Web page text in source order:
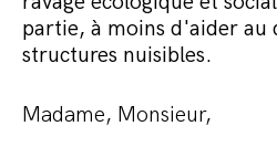
partie, à moins d'aider au
structures nuisibles.
Madame, Monsieur,